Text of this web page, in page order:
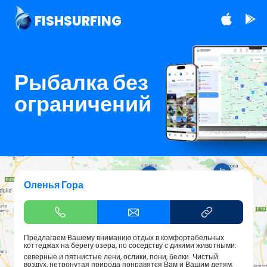
FISHSURFING
Рыбалка без
ограничений
Оленья Гора
Предлагаем Вашему вниманию отдых в комфортабельных
коттеджах на берегу озера, по соседству с дикими животными:
северные и пятнистые лени, ослики, пони, белки. Чистый
воздух, нетронутая природа понравятся Вам и Вашим детям.